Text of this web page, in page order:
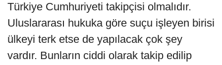
Türkiye Cumhuriyeti takipçisi olmalıdır.
Uluslararası hukuka göre suçu işleyen birisi
ülkeyi terk etse de yapılacak çok şey
vardır. Bunların ciddi olarak takip edilip